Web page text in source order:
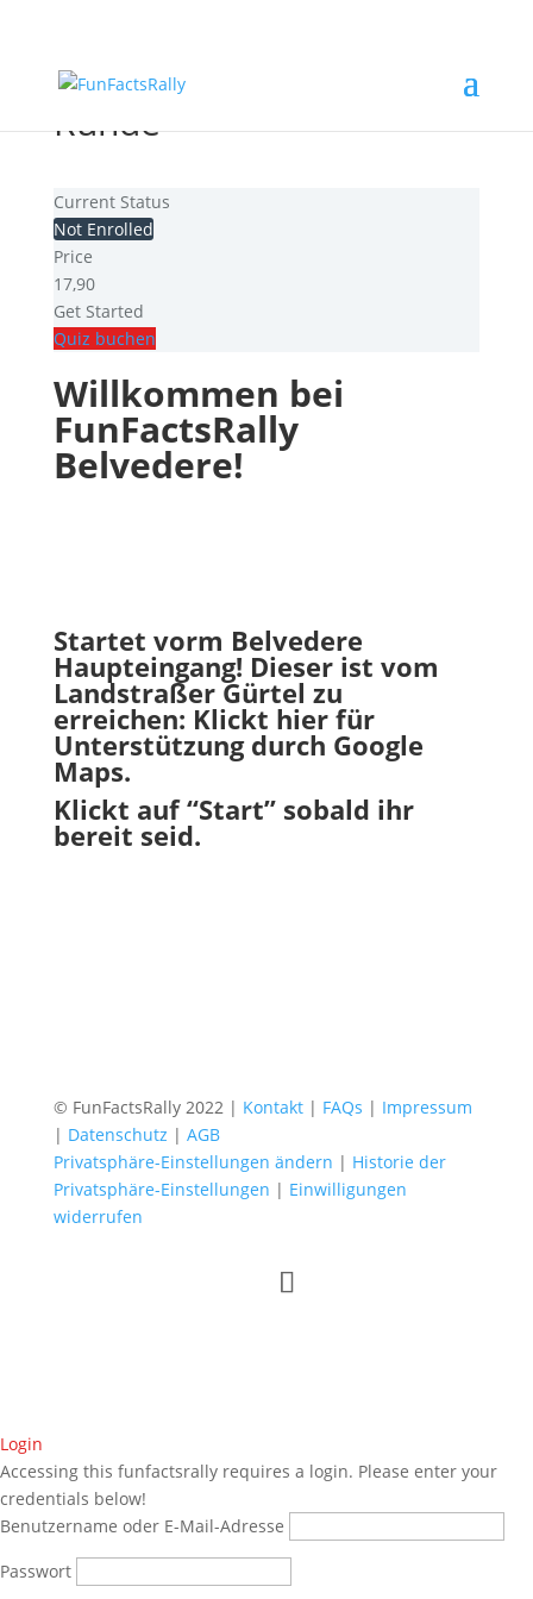
FunFactsRally Belvedere
Runde
Current Status
Not Enrolled
Price
17,90
Get Started
Quiz buchen
Willkommen bei
FunFactsRally
Belvedere!
Startet vorm Belvedere
Haupteingang! Dieser ist vom
Landstraßer Gürtel zu
erreichen: Klickt hier für
Unterstützung durch Google
Maps.
Klickt auf “Start” sobald ihr
bereit seid.
© FunFactsRally 2022 | Kontakt | FAQs | Impressum
| Datenschutz | AGB
Privatsphäre-Einstellungen ändern | Historie der
Privatsphäre-Einstellungen | Einwilligungen
widerrufen
Login
Accessing this funfactsrally requires a login. Please enter your
credentials below!
Benutzername oder E-Mail-Adresse
Passwort